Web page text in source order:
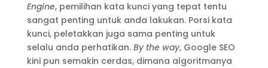
Engine, pemilihan kata kunci yang tepat tentu
sangat penting untuk anda lakukan. Porsi kata
kunci, peletakkan juga sama penting untuk
selalu anda perhatikan. By the way, Google SEO
kini pun semakin cerdas, dimana algoritmanya